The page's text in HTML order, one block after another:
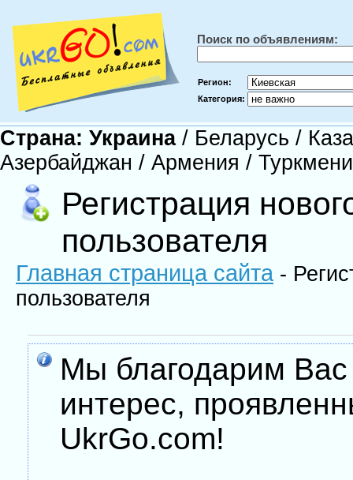
Поиск по объявлениям:
Регион:
Категория:
Страна: Украина / Беларусь /
Азербайджан / Армения /
Регистрация
пользователя
Главная страница сайта -
пользователя
Мы благодарим Вас
интерес,
UkrGo.com!